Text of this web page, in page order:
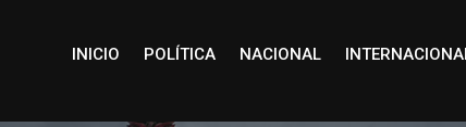
INICIO POLÍTICA NACIONAL